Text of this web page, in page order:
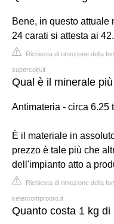
Bene, in questo attuale
24 carati si attesta ai
Richiesta di rimozione della
supercoin.it
Qual è il minerale
Antimateria - circa 6.25
È il materiale in
prezzo è tale più che
dell'impianto atto a
Richiesta di rimozione della
ketercomprooro.it
Quanto costa 1 kg di